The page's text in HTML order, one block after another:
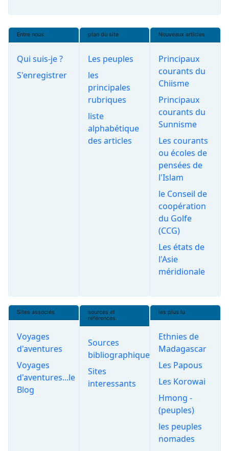
Entre nous
Qui suis-je ?
S'enregistrer
plan du site
Les peuples
les
principales
rubriques
liste
alphabétique
des articles
Nouveaux articles
Principaux
courants du
Chiisme
Principaux
courants du
Sunnisme
Les courants
ou écoles de
pensées de
l'Islam
le Conseil de
coopération
du Golfe
(CCG)
Les états de
l'Asie
méridionale
Sites associés
Voyages
d'aventures
Voyages
d'aventures...le
Blog
sources et
références
Sources
bibliographiques
Sites
interessants
les plus lu
Ethnies de
Madagascar
Les Papous
Les Korowai
Hmong -
(peuples)
les peuples
nomades